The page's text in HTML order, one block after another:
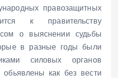
правозащитных
к правительству
о выяснении судьбы
в разные годы были
силовых органов
обьявлены как без вести